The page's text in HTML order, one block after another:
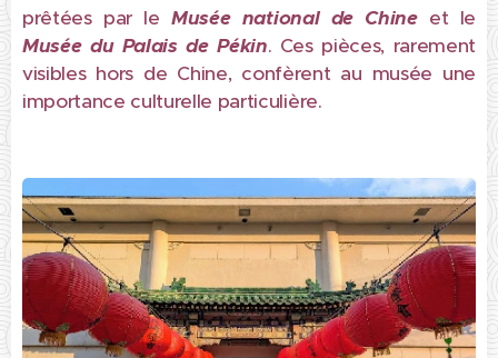
prêtées par leMusée national de Chine et le
Musée du Palais de Pékin. Ces pièces, rarement
visibles hors de Chine, confèrent au musée une
importance culturelle particulière.